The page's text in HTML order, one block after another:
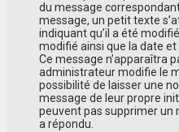
du message
message, un petit texte
indiquant qu’il a été
modifié ainsi que la date
Ce message n’apparaîtra
administrateur modifie le
possibilité de laisser une
message de leur propre
peuvent pas supprimer un
a répondu.